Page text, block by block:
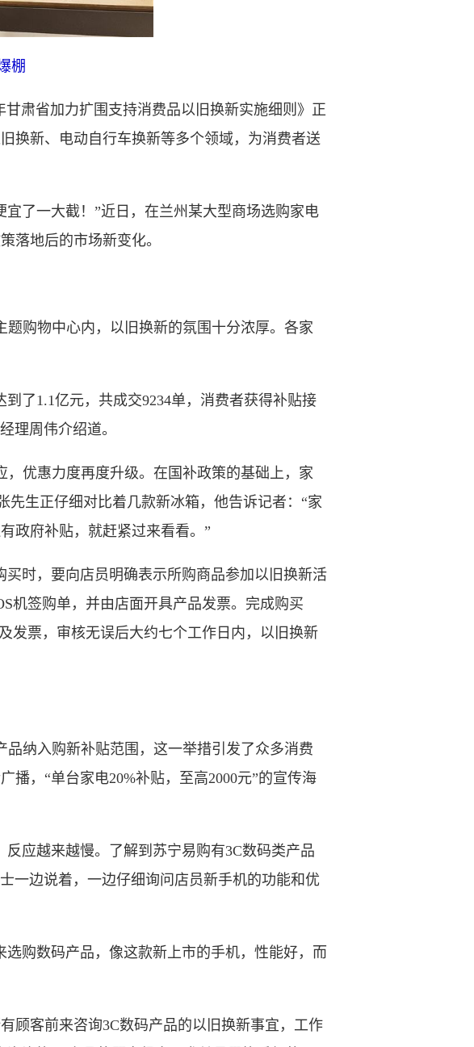
棚
肃省加力扩围支持消费品以旧换新实施细则》正
换新、电动自行车换新等多个领域，为消费者送
了一大截！”近日，在兰州某大型商场选购家电
落地后的市场新变化。
购物中心内，以旧换新的氛围十分浓厚。各家
了1.1亿元，共成交9234单，消费者获得补贴接
理周伟介绍道。
优惠力度再度升级。在国补政策的基础上，家
先生正仔细对比着几款新冰箱，他告诉记者：“家
政府补贴，就赶紧过来看看。”
时，要向店员明确表示所购商品参加以旧换新活
机签购单，并由店面开具产品发票。完成购买
发票，审核无误后大约七个工作日内，以旧换新
纳入购新补贴范围，这一举措引发了众多消费
，“单台家电20%补贴，至高2000元”的宣传海
应越来越慢。了解到苏宁易购有3C数码类产品
一边说着，一边仔细询问店员新手机的功能和优
购数码产品，像这款新上市的手机，性能好，而
客前来咨询3C数码产品的以旧换新事宜，工作